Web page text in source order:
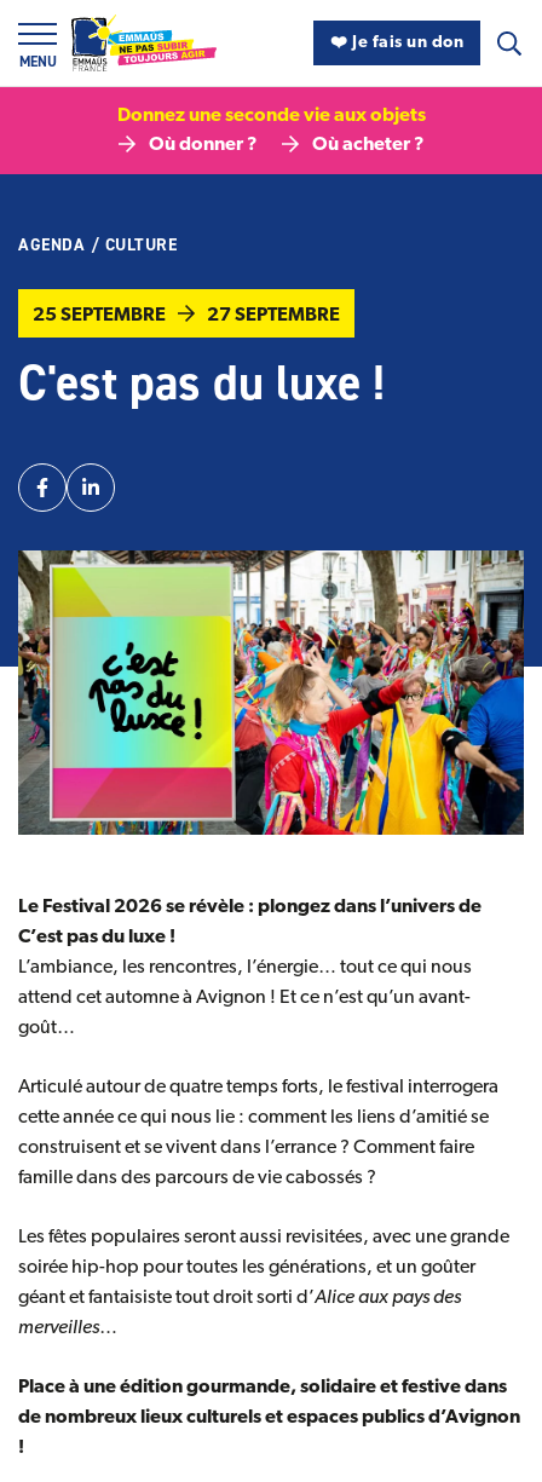
MENU
❤️ Je fais un don
Donnez une seconde vie aux objets
Où donner ?
Où acheter ?
AGENDA / CULTURE
25 SEPTEMBRE 27 SEPTEMBRE
C'est pas du luxe !
Partager
FacebookLinkedin
Le Festival 2026 se révèle : plongez dans l’univers de
C’est pas du luxe !
L’ambiance, les rencontres, l’énergie… tout ce qui nous
attend cet automne à Avignon ! Et ce n’est qu’un avant-
goût…
Articulé autour de quatre temps forts, le festival interrogera
cette année ce qui nous lie : comment les liens d’amitié se
construisent et se vivent dans l’errance ? Comment faire
famille dans des parcours de vie cabossés ?
Les fêtes populaires seront aussi revisitées, avec une grande
soirée hip-hop pour toutes les générations, et un goûter
géant et fantaisiste tout droit sorti d’Alice aux pays des
merveilles…
Place à une édition gourmande, solidaire et festive dans
de nombreux lieux culturels et espaces publics d’Avignon
!
Panneau de gestion des cookies